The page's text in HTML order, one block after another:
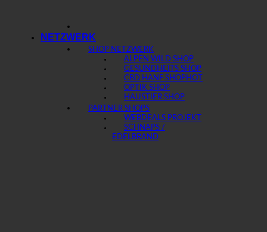
NETZWERK
SHOP NETZWERK
ALPEN WILD SHOP
GESUNDHEITS SHOP
CBD HANF SHOP
OPTIK SHOP
HAUSTIER SHOP
PARTNER SHOPS
WEBDEALS PROJEKT
SCHNAPS /
EDELBRAND